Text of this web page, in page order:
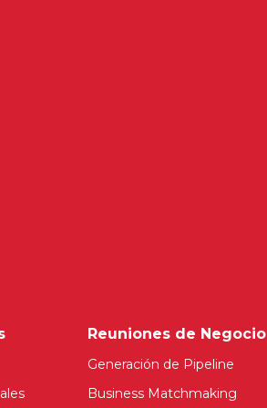
Reuniones de Negocio
Generación de Pipeline
Business Matchmaking